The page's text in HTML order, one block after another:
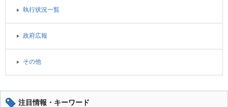
執行状況一覧
政府広報
その他
注目情報・キーワード